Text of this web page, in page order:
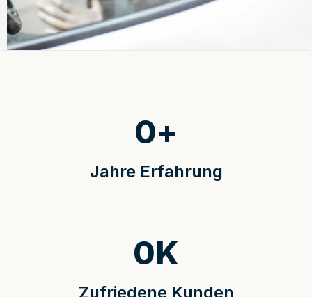
Jahre Erfahrung
0+
Zufriedene Kunden
0K